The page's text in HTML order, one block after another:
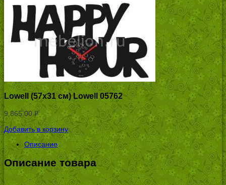
Lowell (57х31 см) Lowell 05762
9,865.00Р
УБ.
Добавить в корзину
Описание
Описание товара